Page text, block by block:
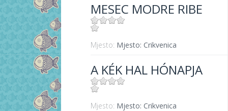
MESEC MODRE RIBE
Mjesto: Mjesto: Crikvenica
A KÉK HAL HÓNAPJA
Mjesto: Mjesto: Crikvenica